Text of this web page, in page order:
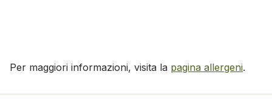
Per maggiori informazioni, visita la pagina allergeni.